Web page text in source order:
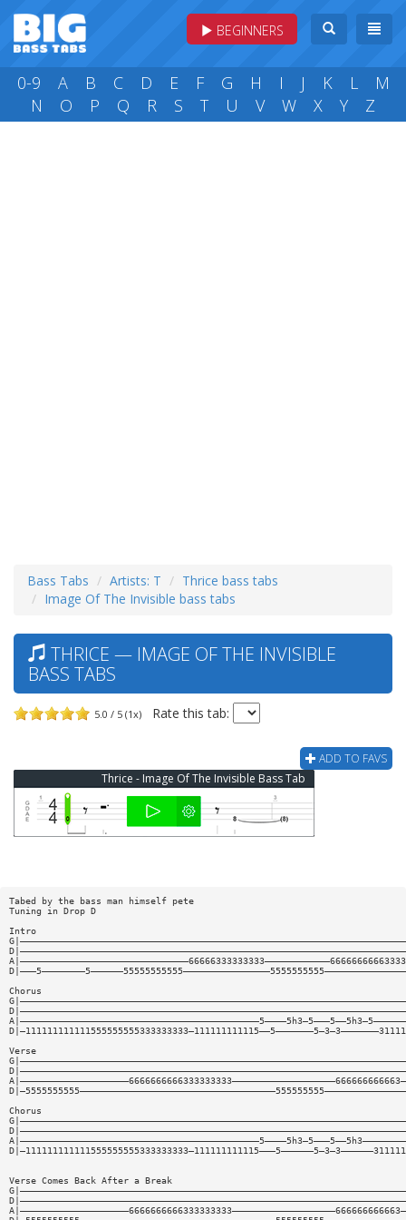
BEGINNERS
0-9 A B C D E F G H I J K L
M
N
O P Q R S T U V W X Y Z
Bass Tabs Artists: T
Thrice bass tabs
Image Of The Invisible bass tabs
THRICE — IMAGE OF THE INVISIBLE
BASS TABS
5.0 / 5 (1x) Rate this tab:
ADD TO FAVS
Thrice - Image Of The Invisible Bass Tab
Tabed by the bass man himself pete
Tuning in Drop D
Intro
Chorus
Verse
Chorus
Verse Comes Back After a Break